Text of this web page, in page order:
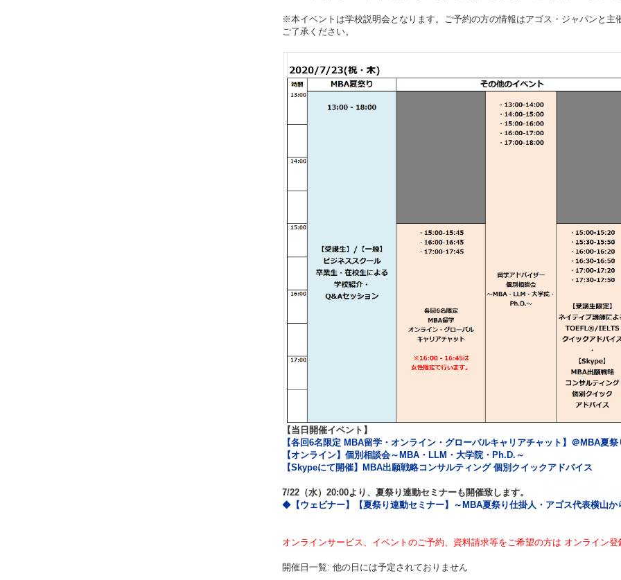
※本イベントは学校説明会となります。ご予約の方の情報はアゴス・ジャパンと
ご了承ください。
【当日開催イベント】
【各回6名限定 MBA留学・オンライン・グローバルキャリアチャット】＠MBA夏
【オンライン】個別相談会～MBA・LLM・大学院・Ph.D.～
【Skypeにて開催】MBA出願戦略コンサルティング 個別クイックアドバイス
7/22（水）20:00より、夏祭り連動セミナーも開催致します。
◆ 【ウェビナー】【夏祭り連動セミナー】～MBA夏祭り仕掛人・アゴス代表横山
オンラインサービス、イベントのご予約、資料請求等をご希望の方は オンライン
開催日一覧: 他の日には予定されておりません